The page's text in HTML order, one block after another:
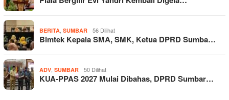
BERITA SUMBAR 56 Dilihat
Bimtek Kepala SMA, SMK, Ketua DPRD Sumba…
ADV SUMBAR 50 Dilihat
KUA-PPAS 2027 Mulai Dibahas, DPRD Sumbar…